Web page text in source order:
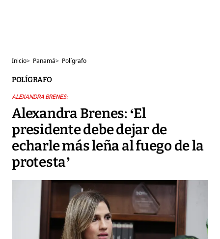
Inicio> Panamá> Polígrafo
POLÍGRAFO
ALEXANDRA BRENES:
Alexandra Brenes: ‘El
presidente debe dejar de
echarle más leña al fuego de la
protesta’